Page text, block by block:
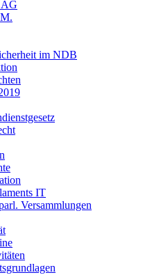
­im NDB
IT
Versammlungen